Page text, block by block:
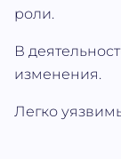
роли.
В
изменения.
Легко